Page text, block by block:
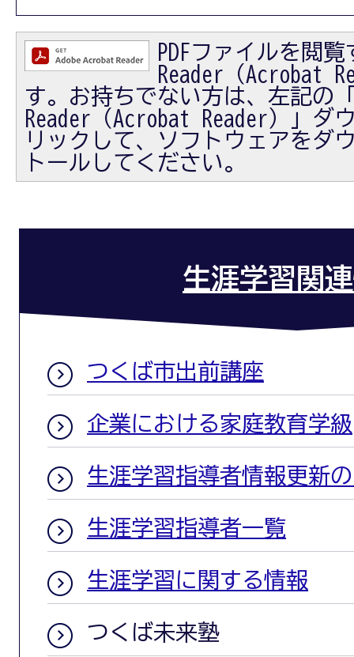
PDFファイルを閲
Reader（Acrobat
す。お持ちでない方は、左記の
Reader（Acrobat Reader）」ダ
リックして、ソフトウェアをダ
トールしてください。
生涯学習関
つくば市出前講座
企業における家庭教育学級
生涯学習指導者情報更新
生涯学習指導者一覧
生涯学習に関する情報
つくば未来塾